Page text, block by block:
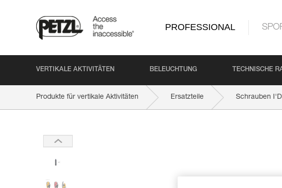
PROFESSIONAL
VERTIKALE AKTIVITÄTEN BELEUCHTUNG TECHNISCHE
Produkte für vertikale Aktivitäten Ersatzteile Schrauben